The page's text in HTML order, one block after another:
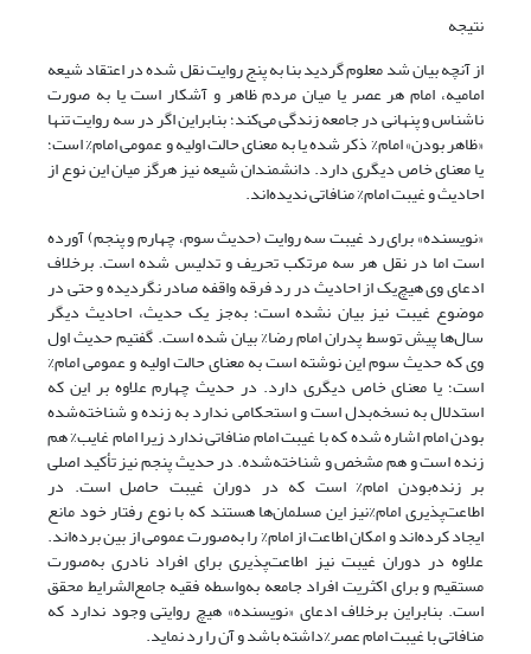
نتیجه
از آنچه بیان شد معلوم گردید بنا به پنج روایت نقل شده در اعتقاد شیعه
امامیه، امام هر عصر یا میان مردم ظاهر و آشکار است یا به صورت
ناشناس و پنهانی در جامعه زندگی می‌کند؛ بنابراین اگر در سه روایت تنها
«ظاهر بودن» امام% ذکر شده یا به معنای حالت اولیه و عمومی امام% است؛
یا معنای خاص دیگری دارد. دانشمندان شیعه نیز هرگز میان این نوع از
احادیث و غیبت امام% منافاتی ندیده‌اند.
«نویسنده» برای رد غیبت سه روایت (حدیث سوم، چهارم و پنجم) آورده
است اما در نقل هر سه مرتکب تحریف و تدلیس شده است. برخلاف
ادعای وی هیچ‌یک از احادیث در رد فرقه واقفه صادر نگردیده و حتی در
موضوع غیبت نیز بیان نشده است؛ به‌جز یک حدیث، احادیث دیگر
سال‌ها پیش توسط پدران امام رضا% بیان شده است. گفتیم حدیث اول
وی که حدیث سوم این نوشته است به معنای حالت اولیه و عمومی امام%
است؛ یا معنای خاص دیگری دارد. در حدیث چهارم علاوه بر این که
استدلال به نسخه‌بدل است و استحکامی ندارد به زنده و شناخته‌شده
بودن امام اشاره شده که با غیبت امام منافاتی ندارد زیرا امام غایب% هم
زنده است و هم مشخص و شناخته‌شده. در حدیث پنجم نیز تأکید اصلی
بر زنده‌بودن امام% است که در دوران غیبت حاصل است. در
اطاعت‌پذیری امام%نیز این مسلمان‌ها هستند که با نوع رفتار خود مانع
ایجاد ‌کرده‌اند و امکان اطاعت از امام% را به‌صورت عمومی از بین برده‌اند.
علاوه در دوران غیبت نیز اطاعت‌پذیری برای افراد نادری به‌صورت
مستقیم و برای اکثریت افراد جامعه به‌واسطه فقیه جامع‌الشرایط محقق
است. بنابراین برخلاف ادعای «نویسنده» هیچ روایتی وجود ندارد که
منافاتی با غیبت امام عصر%داشته باشد و آن را رد نماید.